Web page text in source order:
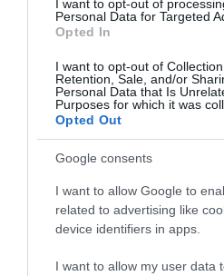
I want to opt-out of
Personal Data for Targeted
Opted In
I want to opt-out of
Retention, Sale, and/or
Personal Data that Is
Purposes for which it was
Opted Out
Google consents
I want to allow Google to
related to advertising like
device identifiers in apps.
I want to allow my user data